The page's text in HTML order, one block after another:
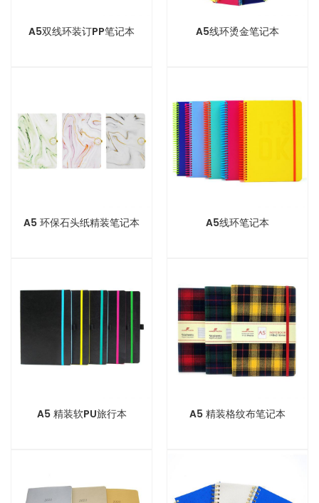
A5双线环装订PP笔记本 A5线环烫金笔记本
A5 环保石头纸精装笔记本 A5线环笔记本
A5 精装软PU旅行本 A5 精装格纹布笔记本